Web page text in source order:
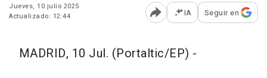
Jueves, 10 julio 2025
Actualizado: 12:44
Abrir opciones para
IA Seguir en
MADRID, 10 Jul. (Portaltic/EP) -